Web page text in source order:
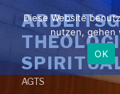
Inhalt
springen
AGTS
Diese Website
nutzen, gehen
OK